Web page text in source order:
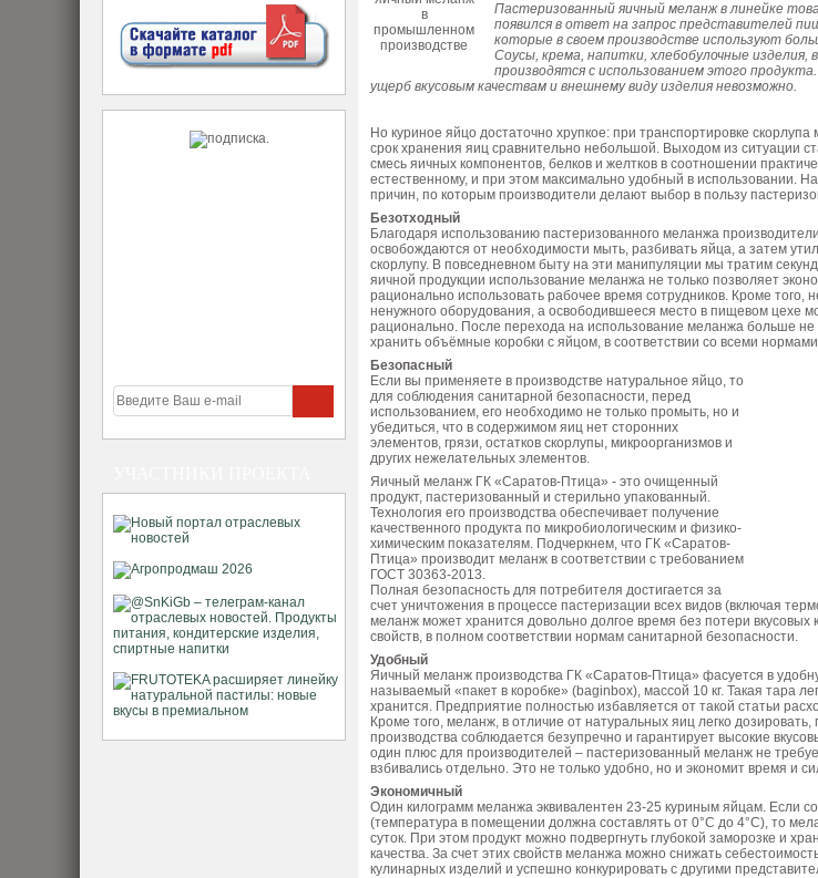
Пастеризованный яичный меланж в линейке
появился в ответ на запрос представителей
которые в своем производстве используют
Соусы, крема, напитки, хлебобулочные изделия,
производятся с использованием этого
ущерб вкусовым качествам и внешнему виду изделия невозможно.
Но куриное яйцо достаточно хрупкое: при транспортировке скорлупа
срок хранения яиц сравнительно небольшой. Выходом из ситуации
смесь яичных компонентов, белков и желтков в соотношении
естественному, и при этом максимально удобный в использовании.
причин, по которым производители делают выбор в пользу
Безотходный
Благодаря использованию пастеризованного меланжа
освобождаются от необходимости мыть, разбивать яйца, а затем
скорлупу. В повседневном быту на эти манипуляции мы тратим
яичной продукции использование меланжа не только позволяет
рационально использовать рабочее время сотрудников. Кроме того,
ненужного оборудования, а освободившееся место в пищевом цехе
рационально. После перехода на использование меланжа больше не
хранить объёмные коробки с яйцом, в соответствии со всеми
Безопасный
Если вы применяете в производстве натуральное яйцо, то
для соблюдения санитарной безопасности, перед
использованием, его необходимо не только промыть, но и
убедиться, что в содержимом яиц нет сторонних
элементов, грязи, остатков скорлупы, микроорганизмов и
других нежелательных элементов.
Яичный меланж ГК «Саратов-Птица» - это очищенный
продукт, пастеризованный и стерильно упакованный.
Технология его производства обеспечивает получение
качественного продукта по микробиологическим и физико-
химическим показателям. Подчеркнем, что ГК «Саратов-
Птица» производит меланж в соответствии с требованием
ГОСТ 30363-2013.
Полная безопасность для потребителя достигается за
счет уничтожения в процессе пастеризации всех видов (включая
меланж может хранится довольно долгое время без потери вкусовых
свойств, в полном соответствии нормам санитарной безопасности.
Удобный
Яичный меланж производства ГК «Саратов-Птица» фасуется в
называемый «пакет в коробке» (baginbox), массой 10 кг. Такая тара
хранится. Предприятие полностью избавляется от такой статьи
Кроме того, меланж, в отличие от натуральных яиц легко дозировать,
производства соблюдается безупречно и гарантирует высокие
один плюс для производителей – пастеризованный меланж не
взбивались отдельно. Это не только удобно, но и экономит время и
Экономичный
Один килограмм меланжа эквивалентен 23-25 куриным яйцам. Если
(температура в помещении должна составлять от 0°C до 4°С), то
суток. При этом продукт можно подвергнуть глубокой заморозке и
качества. За счет этих свойств меланжа можно снижать
кулинарных изделий и успешно конкурировать с другими